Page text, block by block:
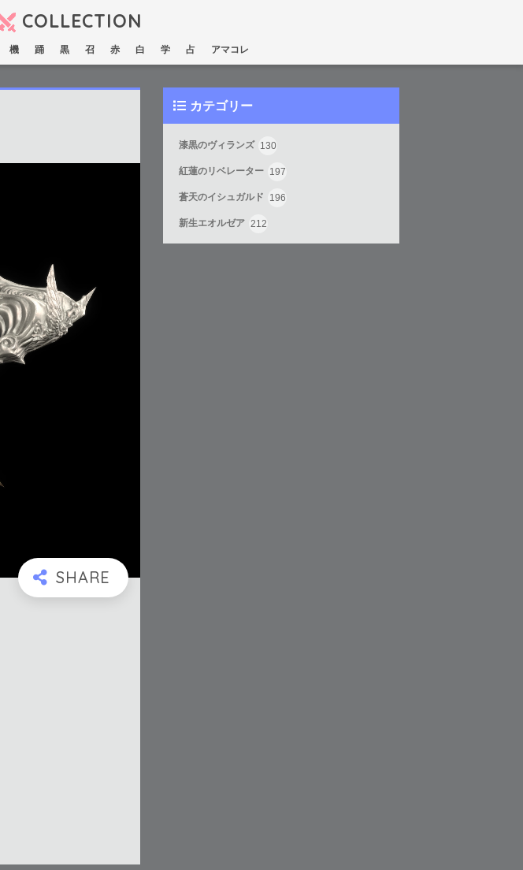
COLLECTION
機 踊 黒 召 赤 白 学 占 アマコレ
カテゴリー
漆黒のヴィランズ 130
紅蓮のリベレーター 197
蒼天のイシュガルド 196
新生エオルゼア 212